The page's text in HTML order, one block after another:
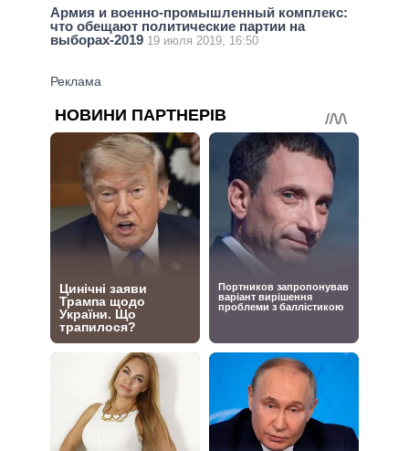
Армия и военно-промышленный комплекс:
что обещают политические партии на
выборах-2019 19 июля 2019, 16:50